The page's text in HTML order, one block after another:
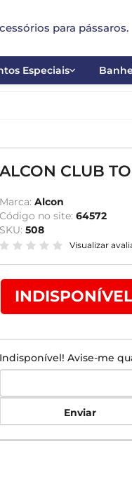
para pássaros.
Especiais
ALCON CLUB
Marca: Alcon
Código no site: 64572
SKU: 508
Visualizar
INDISPONÍVEL
Indisponível! Avise-me
Enviar